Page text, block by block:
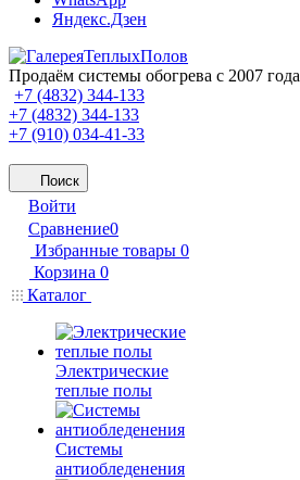
Яндекс.Дзен
Продаём системы обогрева с 2007 года
+7 (4832) 344-133
+7 (4832) 344-133
+7 (910) 034-41-33
Поиск
Войти
Сравнение0
Избранные товары 0
Корзина 0
Каталог
Электрические
теплые полы
Системы
антиобледенения